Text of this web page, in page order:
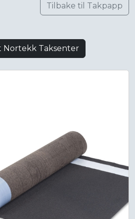
Tilbake til Takpapp
Nortekk Taksenter